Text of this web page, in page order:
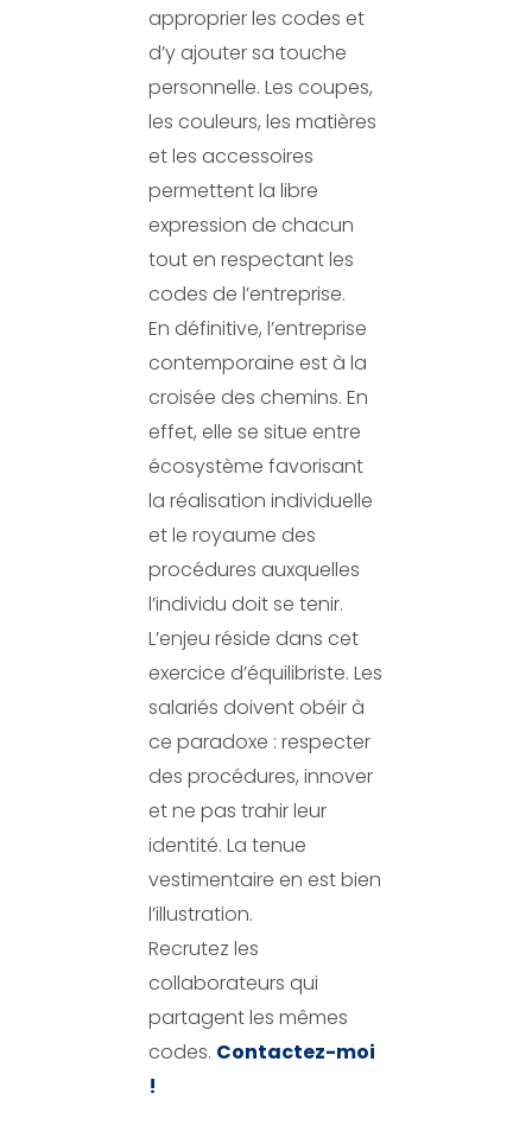
approprier les codes et
d’y ajouter sa touche
personnelle. Les coupes,
les couleurs, les matières
et les accessoires
permettent la libre
expression de chacun
tout en respectant les
codes de l’entreprise.
En définitive, l’entreprise
contemporaine est à la
croisée des chemins. En
effet, elle se situe entre
écosystème favorisant
la réalisation individuelle
et le royaume des
procédures auxquelles
l’individu doit se tenir.
L’enjeu réside dans cet
exercice d’équilibriste. Les
salariés doivent obéir à
ce paradoxe : respecter
des procédures, innover
et ne pas trahir leur
identité. La tenue
vestimentaire en est bien
l’illustration.
Recrutez les
collaborateurs qui
partagent les mêmes
codes. Contactez-moi
!